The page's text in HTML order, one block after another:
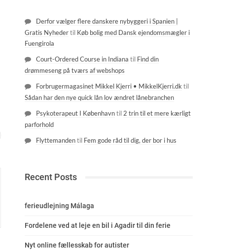
Derfor vælger flere danskere nybyggeri i Spanien |
Gratis Nyhedertil Køb bolig med Dansk ejendomsmægler i
Fuengirola
Court-Ordered Course in Indiana til Find din
drømmeseng på tværs af webshops
Forbrugermagasinet Mikkel Kjerri • MikkelKjerri.dktil
Sådan har den nye quick lån lov ændret lånebranchen
Psykoterapeut I Københavntil2 trin til et mere kærligt
parforhold
Flyttemandentil Fem gode råd til dig, der bor i hus
Recent Posts
ferieudlejning Málaga
Fordelene ved at leje en bil i Agadir til din ferie
Nyt online fællesskab for autister